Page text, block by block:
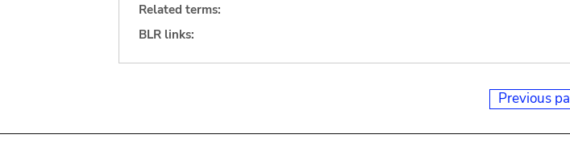
Related terms:
BLR links:
Previous